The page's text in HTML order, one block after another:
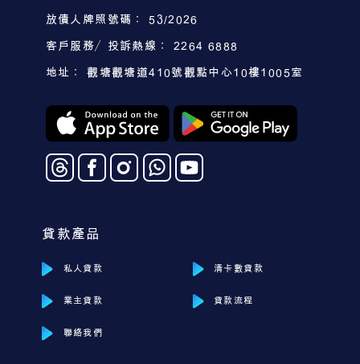
放債人牌照號碼： 53/2026
客戶服務／投訴熱線： 2264 6888
地址： 觀塘觀塘道410號觀點中心10樓1005室
貸款產品
私人貸款 清卡數貸款
業主貸款 貸款流程
聯絡我們